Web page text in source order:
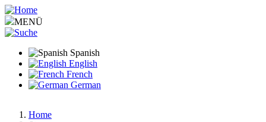
Pasar
al
contenido
MENÜ
Spanish
English
French
German
Home